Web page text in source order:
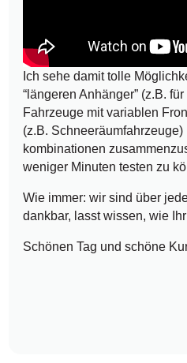
Ich sehe damit tolle
“längeren Anhänger” (z.B.
Fahrzeuge mit variablen
(z.B.
kombinationen
weniger Minuten testen zu
Wie immer: wir sind über
dankbar, lasst wissen, wie
Schönen Tag und schöne